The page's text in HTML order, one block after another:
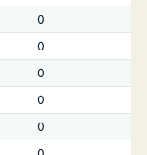
0
0
0
0
0